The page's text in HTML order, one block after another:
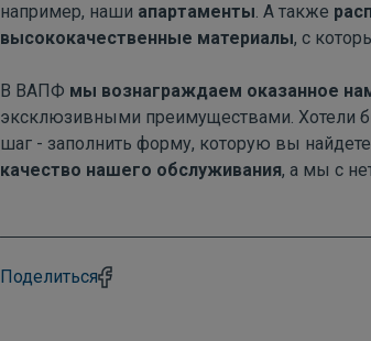
например, наши апартаменты. А также
высококачественные материалы, с
В ВАПФ мы вознаграждаем оказанное
эксклюзивными преимуществами. Хотели
шаг - заполнить форму, которую вы
качество нашего обслуживания, а мы с
Поделиться